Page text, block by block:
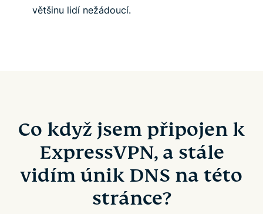
většinu lidí nežádoucí.
Co když jsem připojen k
ExpressVPN, a stále
vidím únik DNS na této
stránce?